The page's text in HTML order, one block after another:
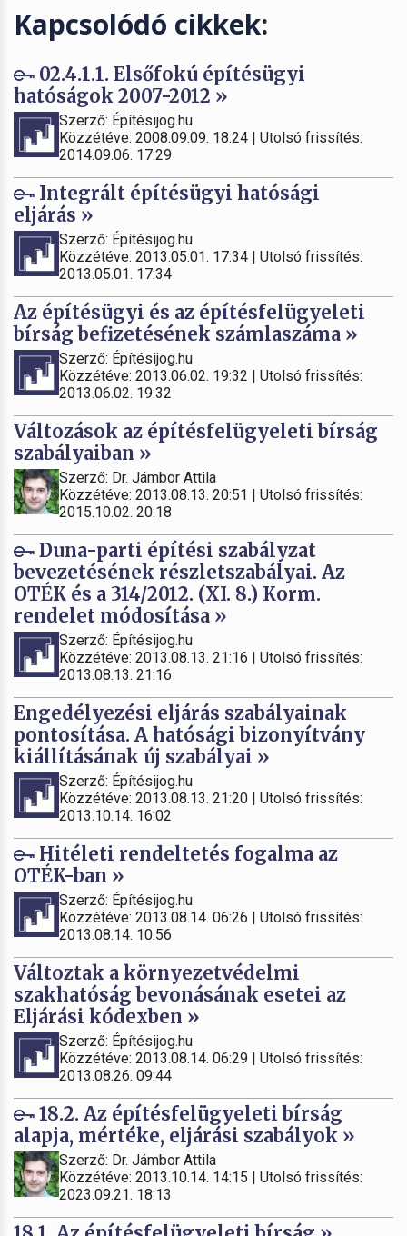
Kapcsolódó cikkek:
02.4.1.1. Elsőfokú építésügyi
hatóságok 2007-2012 »
Szerző: Építésijog.hu
Közzétéve: 2008.09.09. 18:24 | Utolsó frissítés:
2014.09.06. 17:29
Integrált építésügyi hatósági
eljárás »
Szerző: Építésijog.hu
Közzétéve: 2013.05.01. 17:34 | Utolsó frissítés:
2013.05.01. 17:34
Az építésügyi és az építésfelügyeleti
bírság befizetésének számlaszáma »
Szerző: Építésijog.hu
Közzétéve: 2013.06.02. 19:32 | Utolsó frissítés:
2013.06.02. 19:32
Változások az építésfelügyeleti bírság
szabályaiban »
Szerző: Dr. Jámbor Attila
Közzétéve: 2013.08.13. 20:51 | Utolsó frissítés:
2015.10.02. 20:18
Duna-parti építési szabályzat
bevezetésének részletszabályai. Az
OTÉK és a 314/2012. (XI. 8.) Korm.
rendelet módosítása »
Szerző: Építésijog.hu
Közzétéve: 2013.08.13. 21:16 | Utolsó frissítés:
2013.08.13. 21:16
Engedélyezési eljárás szabályainak
pontosítása. A hatósági bizonyítvány
kiállításának új szabályai »
Szerző: Építésijog.hu
Közzétéve: 2013.08.13. 21:20 | Utolsó frissítés:
2013.10.14. 16:02
Hitéleti rendeltetés fogalma az
OTÉK-ban »
Szerző: Építésijog.hu
Közzétéve: 2013.08.14. 06:26 | Utolsó frissítés:
2013.08.14. 10:56
Változtak a környezetvédelmi
szakhatóság bevonásának esetei az
Eljárási kódexben »
Szerző: Építésijog.hu
Közzétéve: 2013.08.14. 06:29 | Utolsó frissítés:
2013.08.26. 09:44
18.2. Az építésfelügyeleti bírság
alapja, mértéke, eljárási szabályok »
Szerző: Dr. Jámbor Attila
Közzétéve: 2013.10.14. 14:15 | Utolsó frissítés:
2023.09.21. 18:13